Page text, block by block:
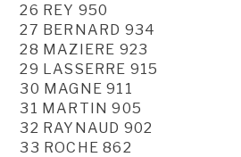
26 REY 950
27 BERNARD 934
28 MAZIERE 923
29 LASSERRE 915
30 MAGNE 911
31 MARTIN 905
32 RAYNAUD 902
33 ROCHE 862